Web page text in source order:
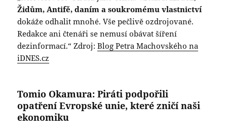
Židům, Antifě, daním a soukromému vlastnictví
dokáže odhalit mnohé. Vše pečlivě ozdrojované.
Redakce ani čtenáři se nemusí obávat šíření
dezinformací.“ Zdroj:Blog Petra Machovského na
iDNES.cz
Tomio Okamura: Piráti podpořili
opatření Evropské unie, které zničí naši
ekonomiku